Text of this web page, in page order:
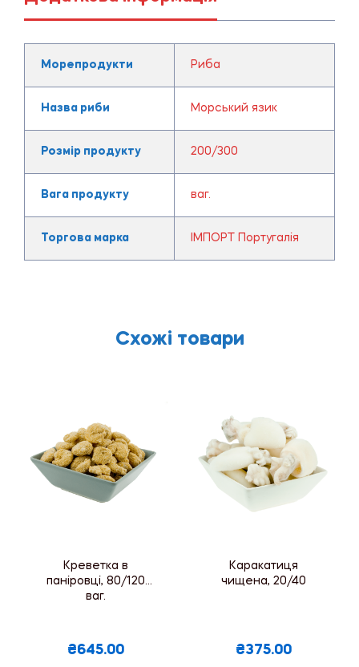
Морепродукти Риба
Назва риби Морський язик
Розмір продукту 200/300
Вага продукту ваг.
Торгова марка ІМПОРТ Португалія
Схожі товари
Креветка в
паніровці, 80/120
ваг.
₴645.00
Каракатиця
чищена, 20/40
₴375.00